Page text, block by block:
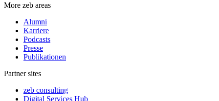
More zeb areas
Alumni
Karriere
Podcasts
Presse
Publikationen
Partner sites
zeb consulting
Digital Services Hub